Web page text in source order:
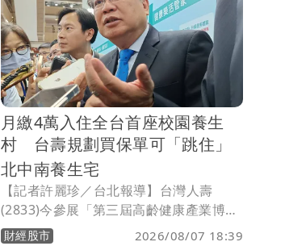
月繳4萬入住全台首座校園養生
村 台壽規劃買保單可「跳住」
北中南養生宅
【記者許麗珍／台北報導】台灣人壽
(2833)今參展「第三屆高齡健康產業博覽
會」並首度亮相全台首座校園養生村「中
財經股市 2026/08/07 18:39